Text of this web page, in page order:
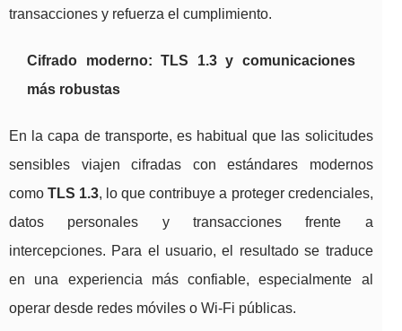
transacciones y refuerza el cumplimiento.
Cifrado moderno: TLS 1.3 y comunicaciones
más robustas
En la capa de transporte, es habitual que las solicitudes
sensibles viajen cifradas con estándares modernos
comoTLS 1.3, lo que contribuye a proteger credenciales,
datos personales y transacciones frente a
intercepciones. Para el usuario, el resultado se traduce
en una experiencia más confiable, especialmente al
operar desde redes móviles o Wi‑Fi públicas.